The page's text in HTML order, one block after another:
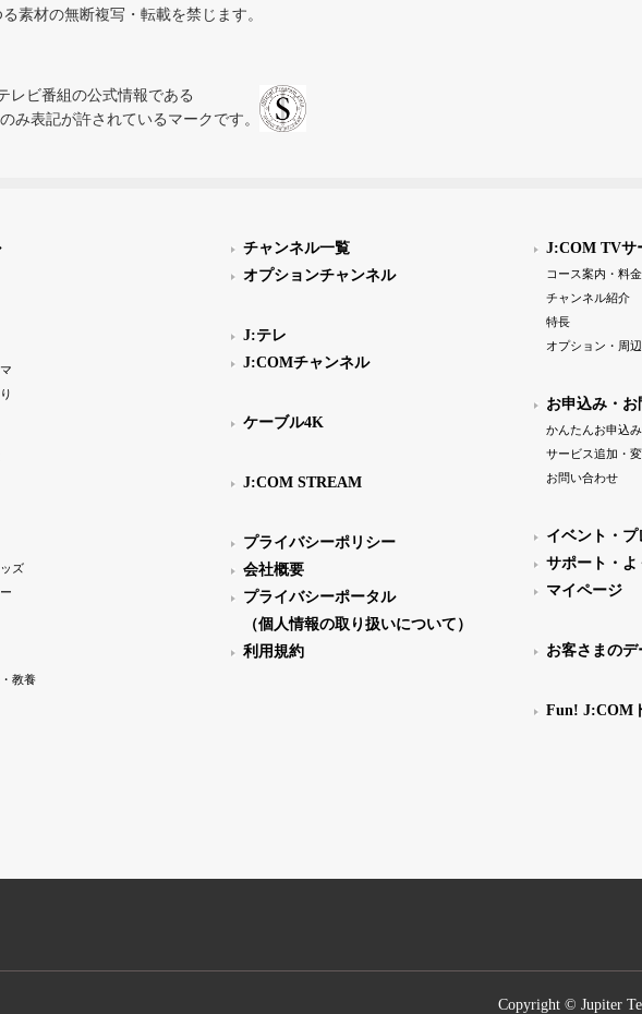
素材の無断複写・転載を禁じます。
レビ番組の公式情報である
み表記が許されているマークです。
ズ
教養
チャンネル一覧
オプションチャンネル
J:テレ
J:COMチャンネル
ケーブル4K
J:COM STREAM
プライバシーポリシー
会社概要
プライバシーポータル
（個人情報の取り扱いについて）
利用規約
J:COM TVサ
コース案内・料金
チャンネル紹介
特長
オプション・周
お申込み・
かんたんお申込み
サービス追加・
お問い合わせ
イベント・プ
サポート・よ
マイページ
お客さまの
Fun! J:COM
Copyright © Jupiter